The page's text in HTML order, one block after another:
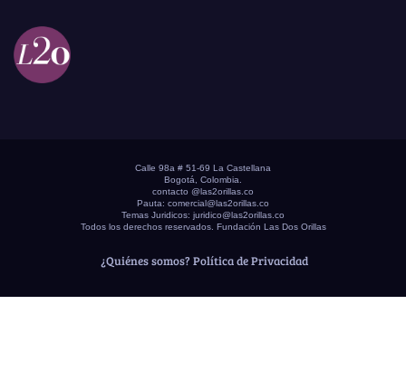
Calle 98a # 51-69 La Castellana
Bogotá, Colombia.
contacto @las2orillas.co
Pauta: comercial@las2orillas.co
Temas Juridicos: juridico@las2orillas.co
Todos los derechos reservados. Fundación Las Dos Orillas
¿Quiénes somos? Política de Privacidad